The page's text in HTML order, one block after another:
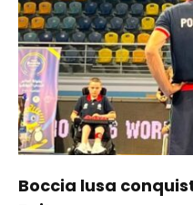
Boccia lusa